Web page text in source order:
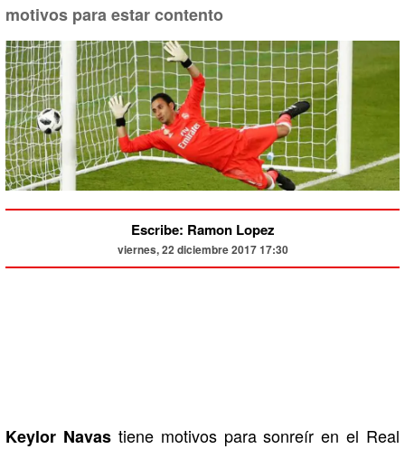
motivos para estar contento
Escribe: Ramon Lopez
viernes, 22 diciembre 2017 17:30
Keylor Navastiene motivos para sonreír en el Real